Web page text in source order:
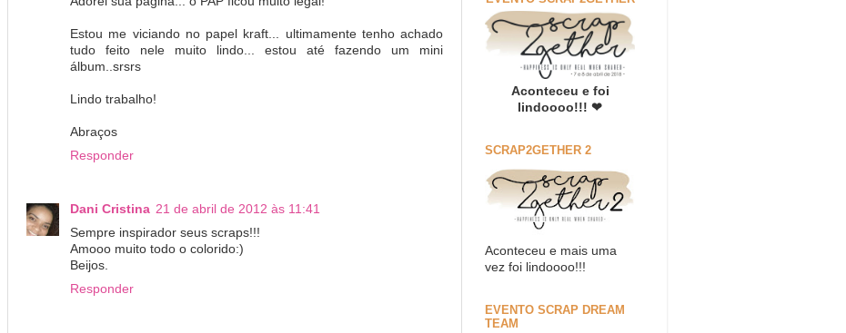
Estou me viciando no papel kraft... ultimamente tenho achado
tudo feito nele muito lindo... estou até fazendo um mini
álbum..srsrs
Lindo trabalho!
Abraços
Responder
Dani Cristina 21 de abril de 2012 às 11:41
Sempre inspirador seus scraps!!!
Amooo muito todo o colorido:)
Beijos.
Responder
Aconteceu e foi
lindoooo!!! ❤
SCRAP2GETHER 2
Aconteceu e mais uma
vez foi lindoooo!!!
EVENTO SCRAP DREAM
TEAM